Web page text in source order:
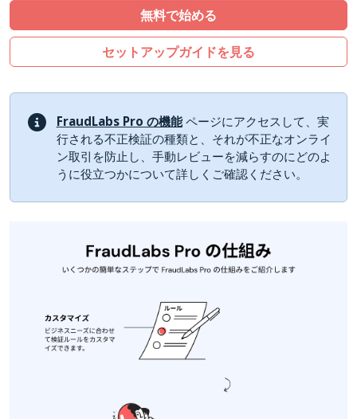
無料で始める
セットアップガイドを見る
FraudLabs Pro の機能ページにアクセスして、実
行される不正検証の種類と、それが不正なオンライ
ン取引を防止し、手動レビューを減らすのにどのよ
うに役立つかについて詳しくご確認ください。